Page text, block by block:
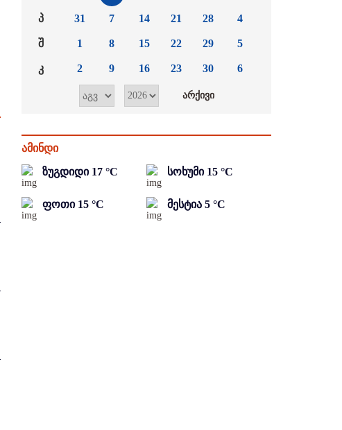
პ
შ
კ
31
1
2
7
8
9
14
15
16
21
22
23
28
29
30
4
5
6
ამინდი
ზუგდიდი 17 °C სოხუმი 15 °C
ფოთი 15 °C მესტია 5 °C